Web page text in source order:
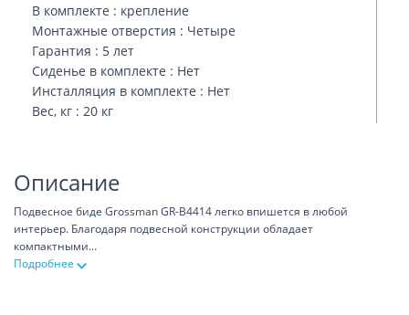
В комплекте : крепление
Монтажные отверстия : Четыре
Гарантия : 5 лет
Сиденье в комплекте : Нет
Инсталляция в комплекте : Нет
Вес, кг : 20 кг
Описание
Подвесное биде Grossman GR-B4414 легко впишется в любой
интерьер. Благодаря подвесной конструкции обладает
компактными...
Подробнее